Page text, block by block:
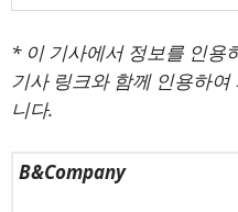
* 이 기사에서 정보를 인용
기사 링크와 함께 인용하
니다.
B&Company